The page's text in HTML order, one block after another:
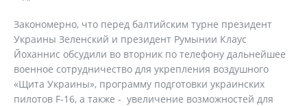
Закономерно, что перед балтийским турне президент
Украины Зеленский и президент Румынии Клаус
Йоханнис обсудили во вторник по телефону дальнейшее
военное сотрудничество для укрепления воздушного
«Щита Украины», программу подготовки украинских
пилотов F-16, а также - увеличение возможностей для